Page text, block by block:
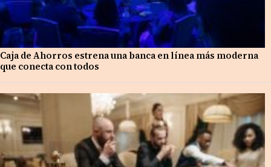
Caja de Ahorros estrena una banca en línea más moderna
que conecta con todos